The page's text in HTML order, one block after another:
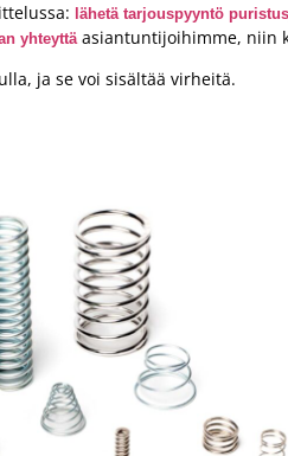
lähetä tarjouspyyntö
yhteyttäasiantuntijoihimme, niin
ja se voi sisältää virheitä.